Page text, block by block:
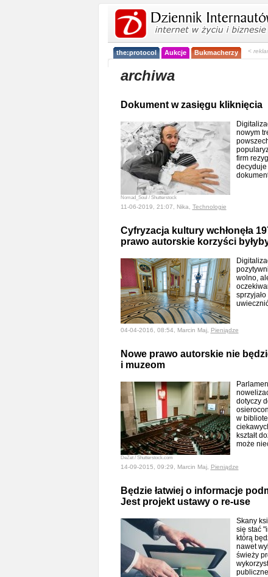
the:protocol Aukcje Bukmacherzy <
archiwa
Dokument w zasięgu kliknięcia
Nomad_Soul / Shutterstock
nowym
firm
11-06-2019, 21:07, Nika, Technologie
Cyfryzacja kultury wchłonęła
prawo autorskie korzyści
wolno,
04-04-2016, 08:54, Marcin Maj, Pieniądze
Nowe prawo autorskie nie
i muzeom
DeZet / Shutterstock.com
dotyczy
w
kształt
może
14-09-2015, 09:29, Marcin Maj, Pieniądze
Będzie łatwiej o informacje
Jest projekt ustawy o re-use
Skany
się stać
którą
nawet
świeży